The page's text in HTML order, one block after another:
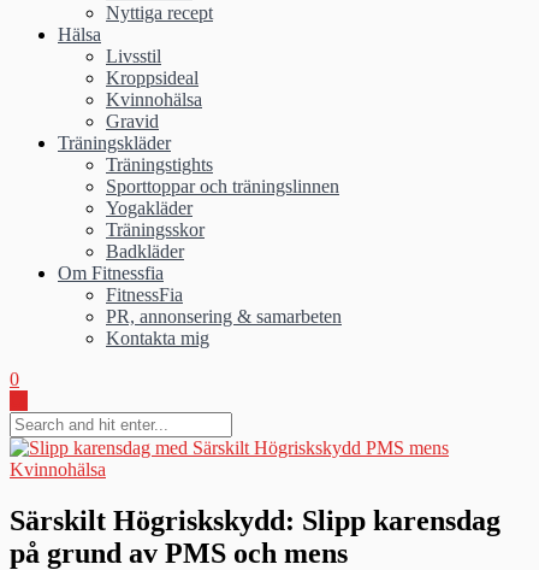
Nyttiga recept
Hälsa
Livsstil
Kroppsideal
Kvinnohälsa
Gravid
Träningskläder
Träningstights
Sporttoppar och träningslinnen
Yogakläder
Träningsskor
Badkläder
Om Fitnessfia
FitnessFia
PR, annonsering & samarbeten
Kontakta mig
0
Kvinnohälsa
Särskilt Högriskskydd: Slipp karensdag
på grund av PMS och mens